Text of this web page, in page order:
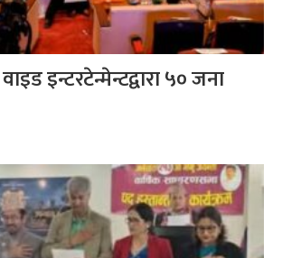
इन्टरटेन्मेन्टद्वारा ५० जना